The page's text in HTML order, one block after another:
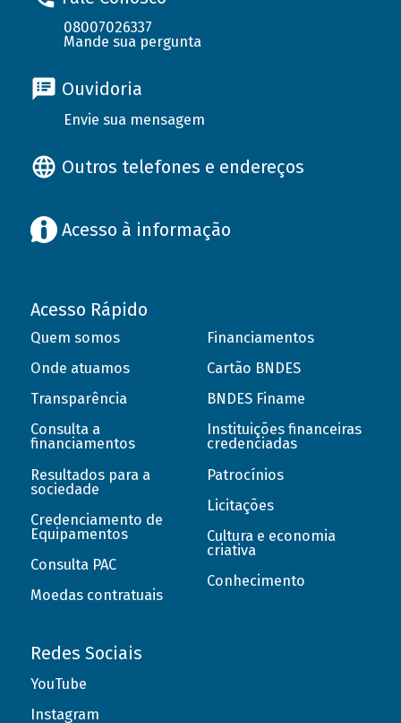
08007026337
Mande sua pergunta
Ouvidoria
Envie sua mensagem
Outros telefones e endereços
Acesso à informação
Acesso Rápido
Quem somos
Onde atuamos
Transparência
Consulta a
financiamentos
Resultados para a
sociedade
Credenciamento de
Equipamentos
Consulta PAC
Moedas contratuais
Financiamentos
Cartão BNDES
BNDES Finame
Instituições financeiras
credenciadas
Patrocínios
Licitações
Cultura e economia
criativa
Conhecimento
Redes Sociais
YouTube
Instagram